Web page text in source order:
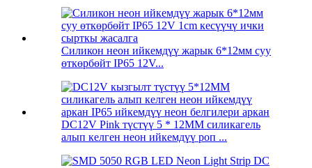
Силикон неон ийкемдүү жарык 6*12мм суу
өткөрбөйт IP65 12V...
DC12V Pink түстүү 5 * 12MM силикагель
алып келген неон ийкемдүү роп ...